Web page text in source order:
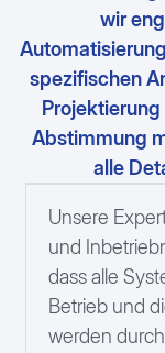
wir
spezifischen
Abstimmung
alle
Unsere
und
dass alle
Betrieb und
werden